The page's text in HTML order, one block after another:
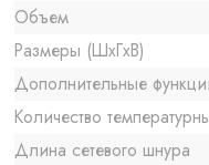
Объем
Размеры (ШxГxВ)
Дополнительные
Количество
Длина сетевого шнура